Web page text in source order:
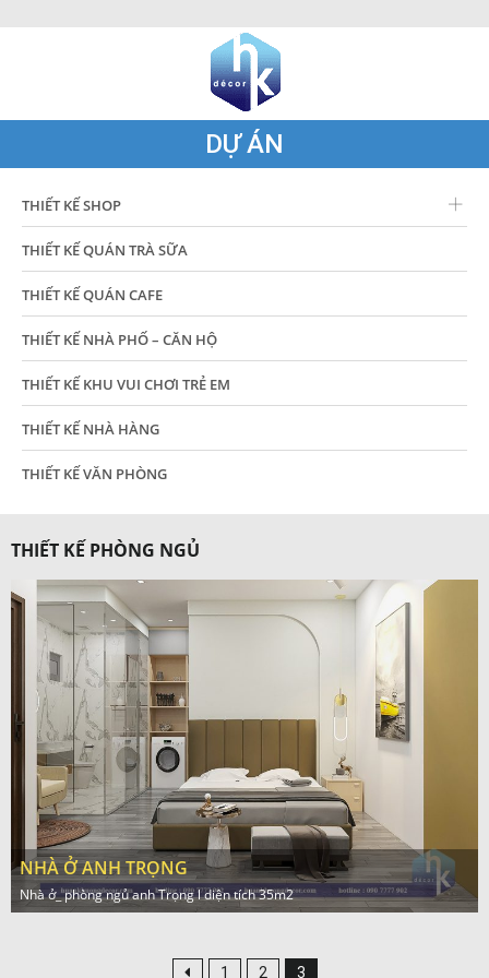
DỰ ÁN
THIẾT KẾ SHOP
THIẾT KẾ QUÁN TRÀ SỮA
THIẾT KẾ QUÁN CAFE
THIẾT KẾ NHÀ PHỐ – CĂN HỘ
THIẾT KẾ KHU VUI CHƠI TRẺ EM
THIẾT KẾ NHÀ HÀNG
THIẾT KẾ VĂN PHÒNG
THIẾT KẾ PHÒNG NGỦ
NHÀ Ở ANH TRỌNG
Nhà ở_ phòng ngủ anh Trọng l diện tích 35m2
1 2 3